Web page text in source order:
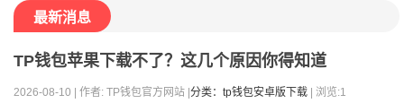
最新消息
TP钱包苹果下载不了？这几个原因你得知道
2026-08-10 | 作者: TP钱包官方网站 | 分类：tp钱包安卓版下载 | 浏览:1